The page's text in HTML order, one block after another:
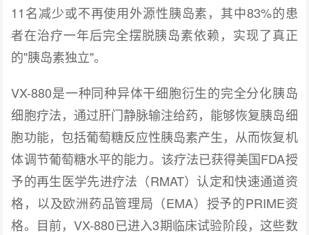
11名减少或不再使用外源性胰岛素，其中83%的患
者在治疗一年后完全摆脱胰岛素依赖，实现了真正
的"胰岛素独立"。
VX-880是一种同种异体干细胞衍生的完全分化胰岛
细胞疗法，通过肝门静脉输注给药，能够恢复胰岛细
胞功能，包括葡萄糖反应性胰岛素产生，从而恢复机
体调节葡萄糖水平的能力。该疗法已获得美国FDA授
予的再生医学先进疗法（RMAT）认定和快速通道资
格，以及欧洲药品管理局（EMA）授予的PRIME资
格。目前，VX-880已进入3期临床试验阶段，这些数